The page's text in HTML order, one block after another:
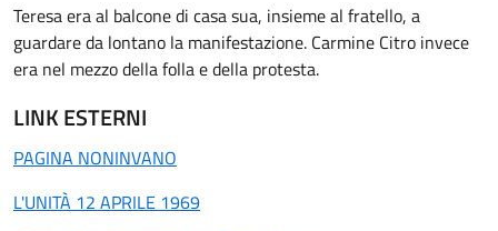
Teresa era al balcone di casa sua, insieme al fratello, a
guardare da lontano la manifestazione. Carmine Citro invece
era nel mezzo della folla e della protesta.
LINK ESTERNI
PAGINA NONINVANO
L'UNITÀ 12 APRILE 1969